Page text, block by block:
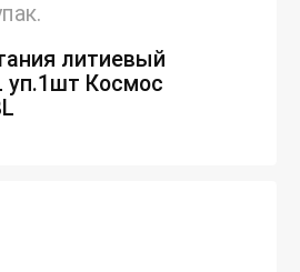
литиевый
уп.1шт Космос